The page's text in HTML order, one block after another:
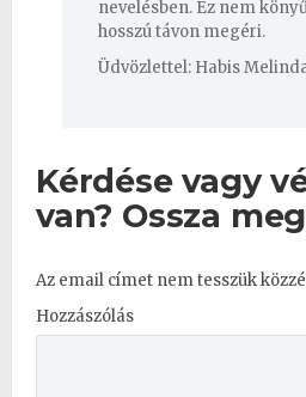
nevelésben. Ez nem
hosszú távon megéri.
Üdvözlettel: Habis
Kérdése vagy
van? Ossza
Az email címet nem tesszük
Hozzászólás